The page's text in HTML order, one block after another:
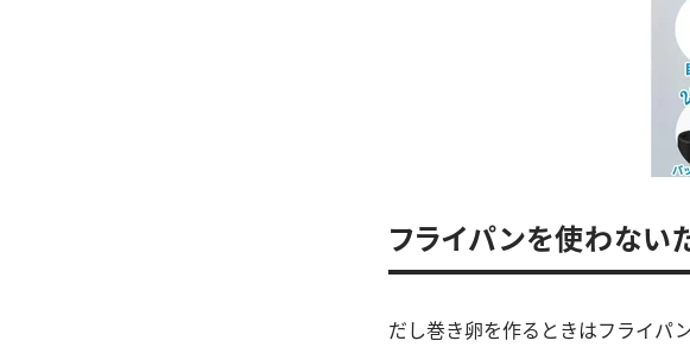
フライパンを使わない
だし巻き卵を作るときはフライパ